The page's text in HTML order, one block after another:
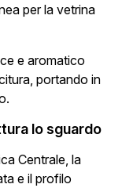
per la vetrina
e aromatico
portando in
lo sguardo
Centrale, la
e il profilo